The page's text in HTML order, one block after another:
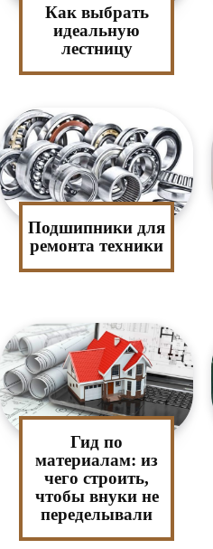
Как выбрать
идеальную
лестницу
Подшипники для
ремонта техники
Гид по
материалам: из
чего строить,
чтобы внуки не
переделывали